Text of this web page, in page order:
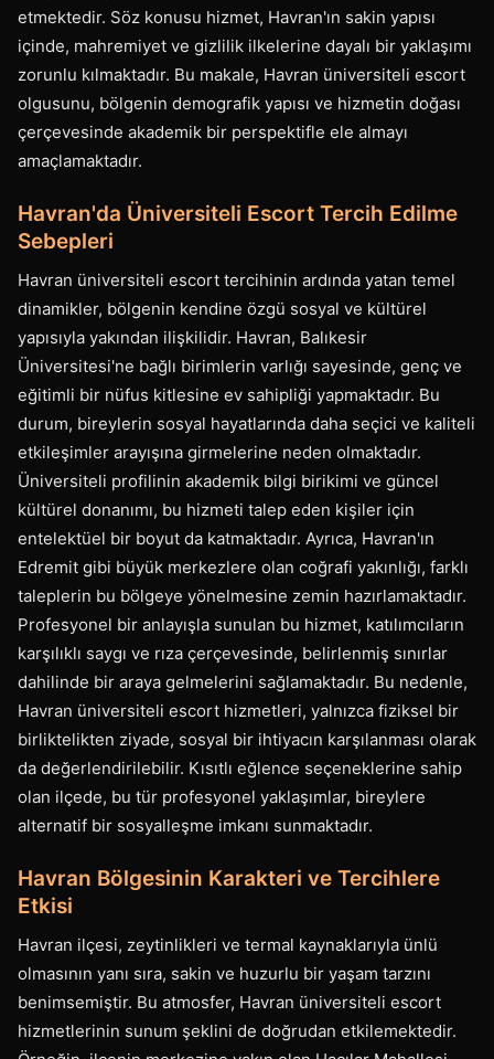
etmektedir. Söz konusu hizmet, Havran'ın sakin yapısı
içinde, mahremiyet ve gizlilik ilkelerine dayalı bir yaklaşımı
zorunlu kılmaktadır. Bu makale, Havran üniversiteli escort
olgusunu, bölgenin demografik yapısı ve hizmetin doğası
çerçevesinde akademik bir perspektifle ele almayı
amaçlamaktadır.
Havran'da Üniversiteli Escort Tercih Edilme
Sebepleri
Havran üniversiteli escort tercihinin ardında yatan temel
dinamikler, bölgenin kendine özgü sosyal ve kültürel
yapısıyla yakından ilişkilidir. Havran, Balıkesir
Üniversitesi'ne bağlı birimlerin varlığı sayesinde, genç ve
eğitimli bir nüfus kitlesine ev sahipliği yapmaktadır. Bu
durum, bireylerin sosyal hayatlarında daha seçici ve kaliteli
etkileşimler arayışına girmelerine neden olmaktadır.
Üniversiteli profilinin akademik bilgi birikimi ve güncel
kültürel donanımı, bu hizmeti talep eden kişiler için
entelektüel bir boyut da katmaktadır. Ayrıca, Havran'ın
Edremit gibi büyük merkezlere olan coğrafi yakınlığı, farklı
taleplerin bu bölgeye yönelmesine zemin hazırlamaktadır.
Profesyonel bir anlayışla sunulan bu hizmet, katılımcıların
karşılıklı saygı ve rıza çerçevesinde, belirlenmiş sınırlar
dahilinde bir araya gelmelerini sağlamaktadır. Bu nedenle,
Havran üniversiteli escort hizmetleri, yalnızca fiziksel bir
birliktelikten ziyade, sosyal bir ihtiyacın karşılanması olarak
da değerlendirilebilir. Kısıtlı eğlence seçeneklerine sahip
olan ilçede, bu tür profesyonel yaklaşımlar, bireylere
alternatif bir sosyalleşme imkanı sunmaktadır.
Havran Bölgesinin Karakteri ve Tercihlere
Etkisi
Havran ilçesi, zeytinlikleri ve termal kaynaklarıyla ünlü
olmasının yanı sıra, sakin ve huzurlu bir yaşam tarzını
benimsemiştir. Bu atmosfer, Havran üniversiteli escort
hizmetlerinin sunum şeklini de doğrudan etkilemektedir.